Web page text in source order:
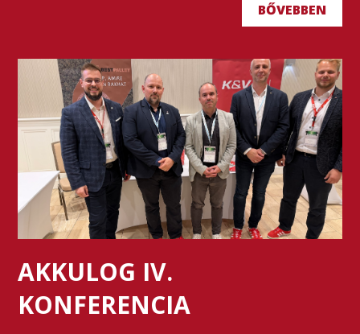
BŐVEBBEN
AKKULOG IV.
KONFERENCIA